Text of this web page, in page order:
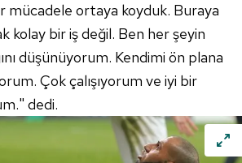
mücadele ortaya koyduk. Buraya
kolay bir iş değil. Ben her şeyin
düşünüyorum. Kendimi ön plana
Çok çalışıyorum ve iyi bir
dedi.